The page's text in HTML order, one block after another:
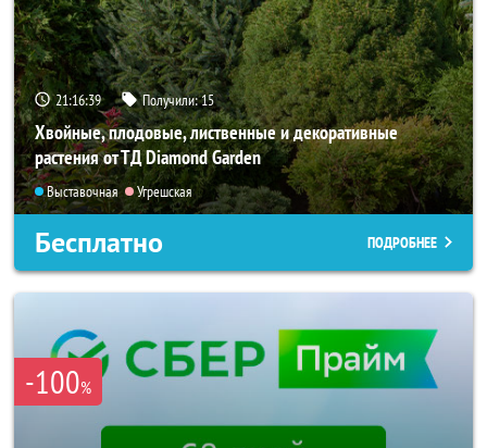
21:16:38 Получили:15
Хвойные, плодовые, лиственные и декоративные
растения от ТД Diamond Garden
Выставочная Угрешская
Бесплатно ПОДРОБНЕЕ
-100%